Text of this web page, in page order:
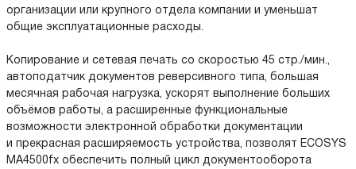
организации или крупного отдела компании и уменьшат
общие эксплуатационные расходы.
Копирование и сетевая печать со скоростью 45 стр./мин.,
автоподатчик документов реверсивного типа, большая
месячная рабочая нагрузка, ускорят выполнение больших
объёмов работы, а расширенные функциональные
возможности электронной обработки документации
и прекрасная расширяемость устройства, позволят ECOSYS
MA4500fx обеспечить полный цикл документооборота